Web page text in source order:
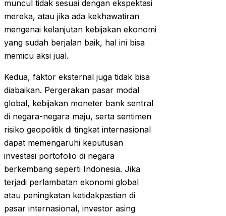
muncul tidak sesuai dengan ekspektasi
mereka, atau jika ada kekhawatiran
mengenai kelanjutan kebijakan ekonomi
yang sudah berjalan baik, hal ini bisa
memicu aksi jual.
Kedua, faktor eksternal juga tidak bisa
diabaikan. Pergerakan pasar modal
global, kebijakan moneter bank sentral
di negara-negara maju, serta sentimen
risiko geopolitik di tingkat internasional
dapat memengaruhi keputusan
investasi portofolio di negara
berkembang seperti Indonesia. Jika
terjadi perlambatan ekonomi global
atau peningkatan ketidakpastian di
pasar internasional, investor asing